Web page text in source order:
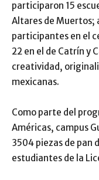
participaron 15
Altares de Muertos;
participantes en el
22 en el de Catrín y
creatividad,
mexicanas.
Como parte del
Américas, campus
3504 piezas de pan
estudiantes de la